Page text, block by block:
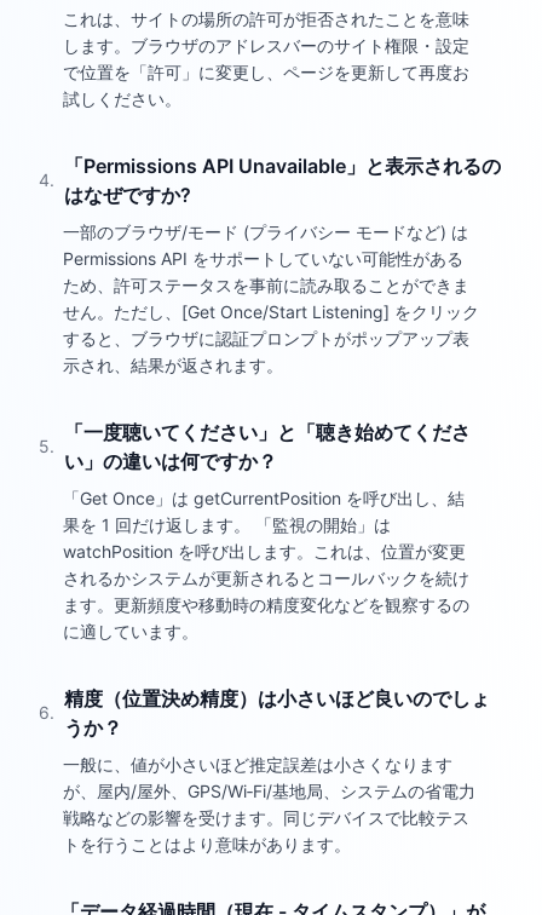
これは、サイトの場所の許可が拒否されたことを意味
します。ブラウザのアドレスバーのサイト権限・設定
で位置を「許可」に変更し、ページを更新して再度お
試しください。
4.
「Permissions API Unavailable」と表示されるの
はなぜですか?
一部のブラウザ/モード (プライバシー モードなど) は
Permissions API をサポートしていない可能性がある
ため、許可ステータスを事前に読み取ることができま
せん。ただし、[Get Once/Start Listening] をクリック
すると、ブラウザに認証プロンプトがポップアップ表
示され、結果が返されます。
5.
「一度聴いてください」と「聴き始めてくださ
い」の違いは何ですか？
「Get Once」は getCurrentPosition を呼び出し、結
果を 1 回だけ返します。 「監視の開始」は
watchPosition を呼び出します。これは、位置が変更
されるかシステムが更新されるとコールバックを続け
ます。更新頻度や移動時の精度変化などを観察するの
に適しています。
6.
精度（位置決め精度）は小さいほど良いのでしょ
うか？
一般に、値が小さいほど推定誤差は小さくなります
が、屋内/屋外、GPS/Wi‑Fi/基地局、システムの省電力
戦略などの影響を受けます。同じデバイスで比較テス
トを行うことはより意味があります。